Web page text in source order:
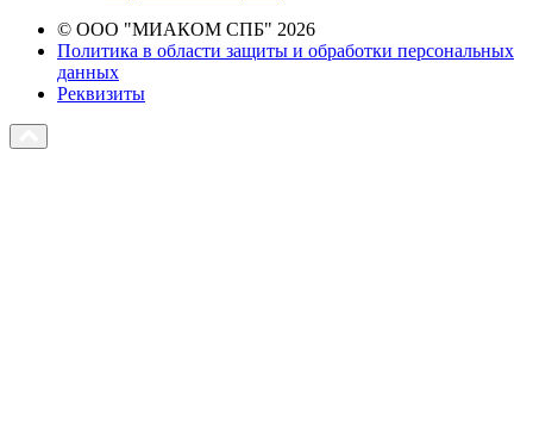
© ООО "МИАКОМ СПБ" 2026
Политика в области защиты и обработки персональных
данных
Реквизиты